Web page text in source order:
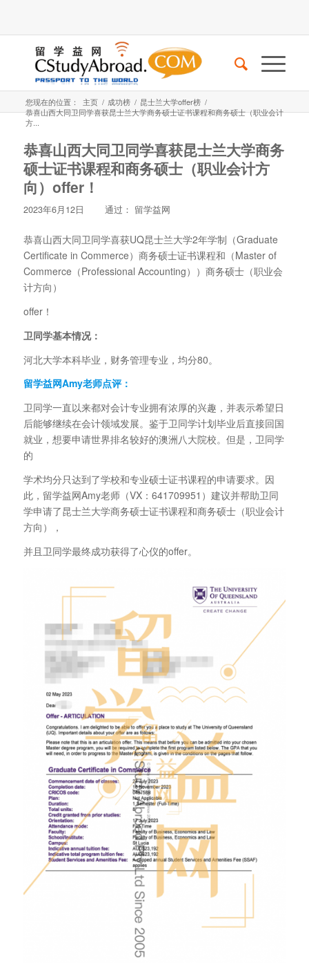
您现在的位置： 主页 / 成功榜 / 昆士兰大学offer榜 /
恭喜山西大同卫同学喜获昆士兰大学商务硕士证书课程和商务硕士（职业会计
方...
恭喜山西大同卫同学喜获昆士兰大学商务
硕士证书课程和商务硕士（职业会计方
向）offer！
2023年6月12日 通过： 留学益网
恭喜山西大同卫同学喜获UQ昆士兰大学2年学制（Graduate
Certificate in Commerce）商务硕士证书课程和（Master of
Commerce（Professional Accounting））商务硕士（职业会
计方向）
offer！
卫同学基本情况：
河北大学本科毕业，财务管理专业，均分80。
留学益网Amy老师点评：
卫同学一直以来都对会计专业拥有浓厚的兴趣，并表示希望日
后能够继续在会计领域发展。鉴于卫同学计划毕业后直接回国
就业，想要申请世界排名较好的澳洲八大院校。但是，卫同学
的
学术均分只达到了学校和专业硕士证书课程的申请要求。因
此，留学益网Amy老师（VX：641709951）建议并帮助卫同
学申请了昆士兰大学商务硕士证书课程和商务硕士（职业会计
方向），
并且卫同学最终成功获得了心仪的offer。